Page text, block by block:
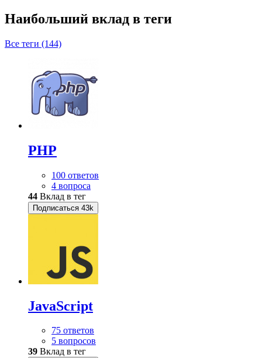
Наибольший вклад в теги
Все теги (144)
PHP
100 ответов
4 вопроса
44 Вклад в тег
Подписаться 43k
JavaScript
75 ответов
5 вопросов
39 Вклад в тег